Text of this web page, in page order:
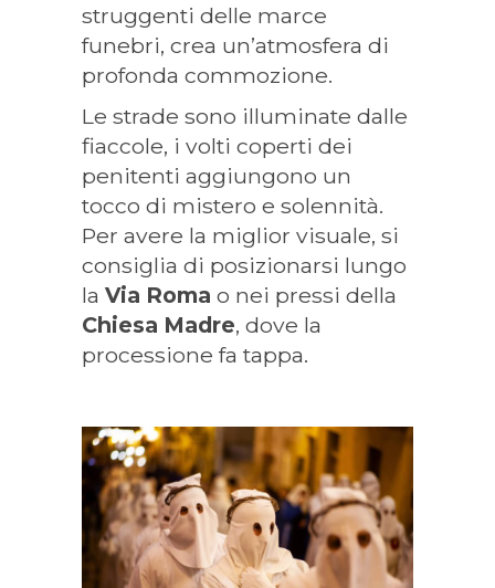
struggenti delle marce
funebri, crea un’atmosfera di
profonda commozione.
Le strade sono illuminate dalle
fiaccole, i volti coperti dei
penitenti aggiungono un
tocco di mistero e solennità.
Per avere la miglior visuale, si
consiglia di posizionarsi lungo
la Via Roma o nei pressi della
Chiesa Madre, dove la
processione fa tappa.